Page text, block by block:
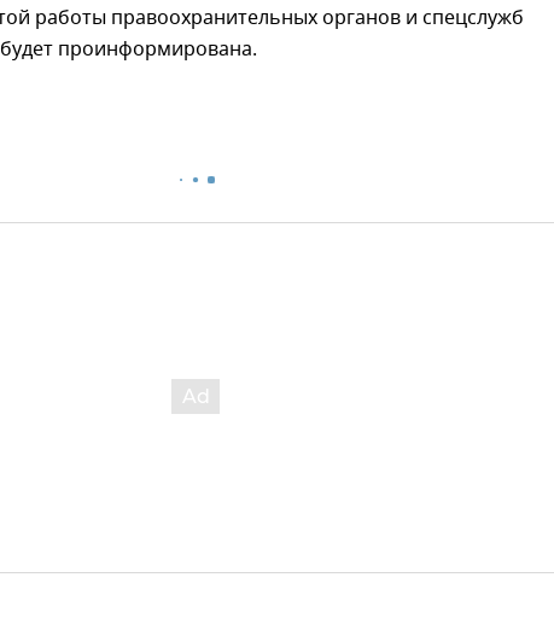
работы правоохранительных органов и спецслужб
проинформирована.